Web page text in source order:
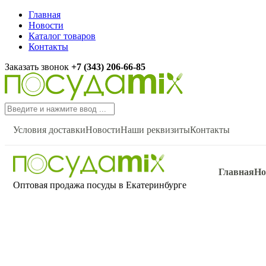
Главная
Новости
Каталог товаров
Контакты
Заказать звонок +7 (343) 206-66-85
Условия доставкиНовостиНаши реквизитыКонтакты
Оптовая продажа посуды в Екатеринбурге
Главная